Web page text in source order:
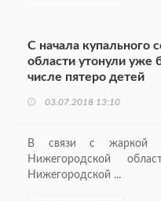
С начала купального
области утонули уже
числе пятеро детей
03.07.2018 13:10
В связи с жаркой
Нижегородской
Нижегородской ...